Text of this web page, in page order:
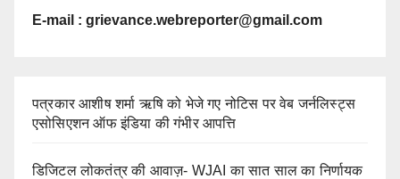
E-mail : grievance.webreporter@gmail.com
पत्रकार आशीष शर्मा ऋषि को भेजे गए नोटिस पर वेब जर्नलिस्ट्स
एसोसिएशन ऑफ इंडिया की गंभीर आपत्ति
डिजिटल लोकतंत्र की आवाज़- WJAI का सात साल का निर्णायक